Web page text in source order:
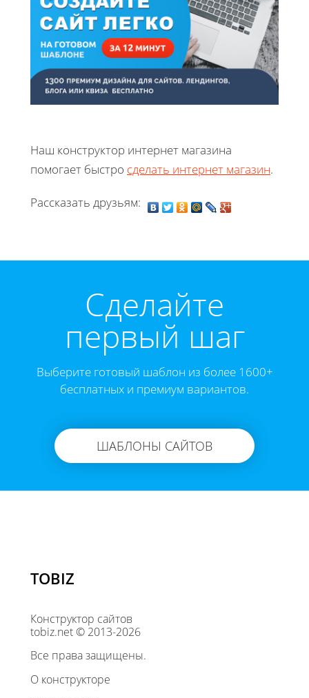
Наш конструктор интернет магазина
помогает быстро сделать интернет магазин.
Рассказать друзьям:
Cделайте
первый шаг
Выберите готовый шаблон из более 1600+
бесплатных и премиум вариантов.
ШАБЛОНЫ САЙТОВ
TOBIZ
Конструктор сайтов
tobiz.net © 2013-2026
Все права защищены.
О конструкторе